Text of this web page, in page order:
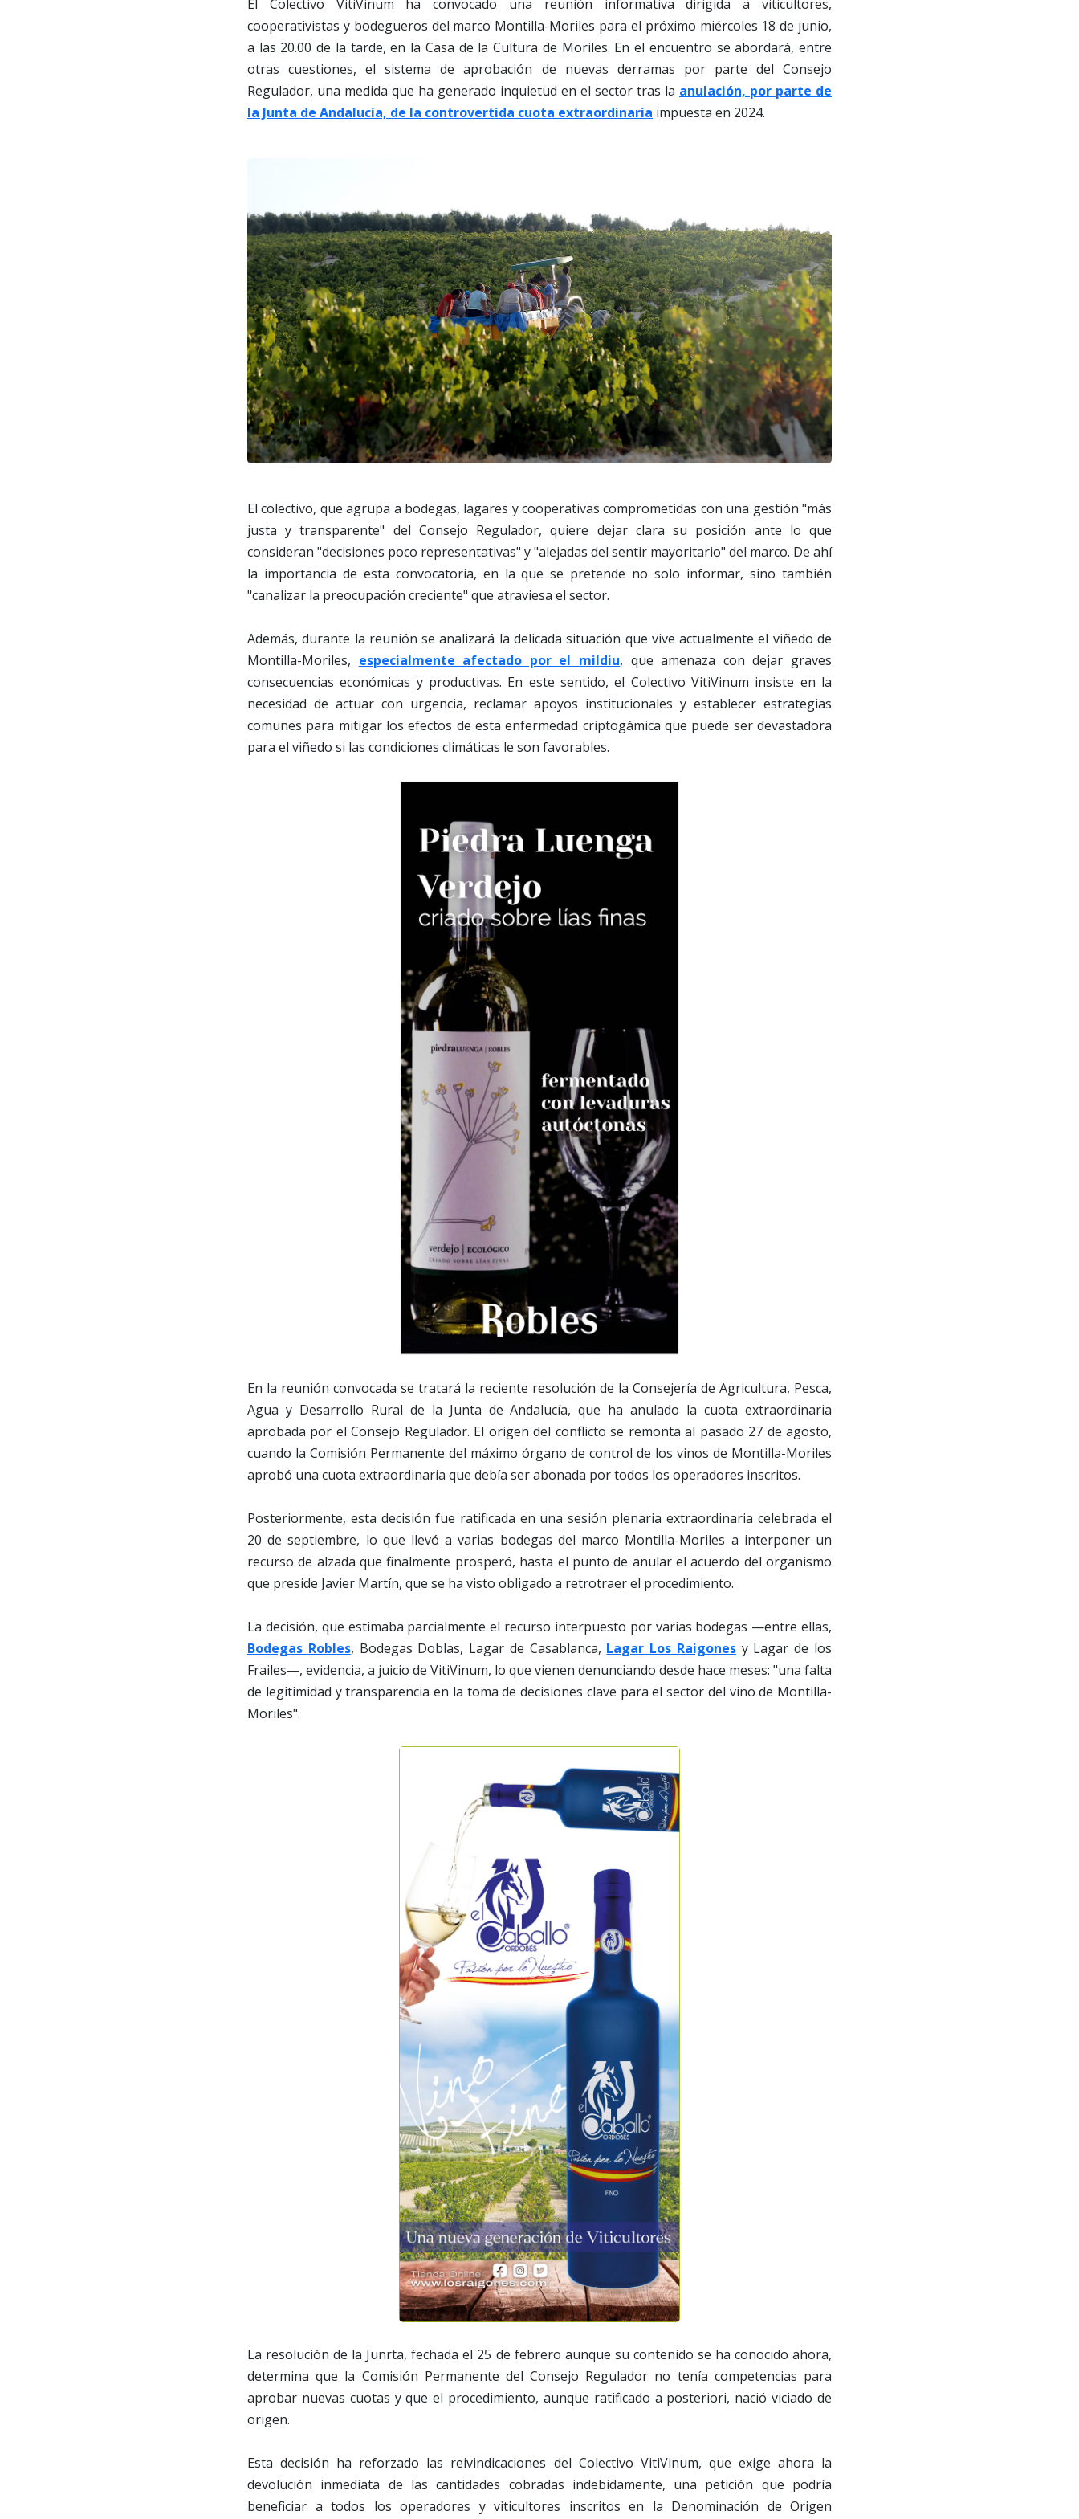
El Colectivo VitiVinum ha convocado una reunión informativa dirigida a viticultores,
cooperativistas y bodegueros del marco Montilla-Moriles para el próximo miércoles 18 de junio,
a las 20.00 de la tarde, en la Casa de la Cultura de Moriles. En el encuentro se abordará, entre
otras cuestiones, el sistema de aprobación de nuevas derramas por parte del Consejo
Regulador, una medida que ha generado inquietud en el sector tras la anulación, por parte de
la Junta de Andalucía, de la controvertida cuota extraordinaria impuesta en 2024.
El colectivo, que agrupa a bodegas, lagares y cooperativas comprometidas con una gestión "más
justa y transparente" del Consejo Regulador, quiere dejar clara su posición ante lo que
consideran "decisiones poco representativas" y "alejadas del sentir mayoritario" del marco. De ahí
la importancia de esta convocatoria, en la que se pretende no solo informar, sino también
"canalizar la preocupación creciente" que atraviesa el sector.
Además, durante la reunión se analizará la delicada situación que vive actualmente el viñedo de
Montilla-Moriles, especialmente afectado por el mildiu, que amenaza con dejar graves
consecuencias económicas y productivas. En este sentido, el Colectivo VitiVinum insiste en la
necesidad de actuar con urgencia, reclamar apoyos institucionales y establecer estrategias
comunes para mitigar los efectos de esta enfermedad criptogámica que puede ser devastadora
para el viñedo si las condiciones climáticas le son favorables.
En la reunión convocada se tratará la reciente resolución de la Consejería de Agricultura, Pesca,
Agua y Desarrollo Rural de la Junta de Andalucía, que ha anulado la cuota extraordinaria
aprobada por el Consejo Regulador. El origen del conflicto se remonta al pasado 27 de agosto,
cuando la Comisión Permanente del máximo órgano de control de los vinos de Montilla-Moriles
aprobó una cuota extraordinaria que debía ser abonada por todos los operadores inscritos.
Posteriormente, esta decisión fue ratificada en una sesión plenaria extraordinaria celebrada el
20 de septiembre, lo que llevó a varias bodegas del marco Montilla-Moriles a interponer un
recurso de alzada que finalmente prosperó, hasta el punto de anular el acuerdo del organismo
que preside Javier Martín, que se ha visto obligado a retrotraer el procedimiento.
La decisión, que estimaba parcialmente el recurso interpuesto por varias bodegas —entre ellas,
Bodegas Robles, Bodegas Doblas, Lagar de Casablanca, Lagar Los Raigonesy Lagar de los
Frailes—, evidencia, a juicio de VitiVinum, lo que vienen denunciando desde hace meses: "una falta
de legitimidad y transparencia en la toma de decisiones clave para el sector del vino de Montilla-
Moriles".
La resolución de la Junrta, fechada el 25 de febrero aunque su contenido se ha conocido ahora,
determina que la Comisión Permanente del Consejo Regulador no tenía competencias para
aprobar nuevas cuotas y que el procedimiento, aunque ratificado a posteriori, nació viciado de
origen.
Esta decisión ha reforzado las reivindicaciones del Colectivo VitiVinum, que exige ahora la
devolución inmediata de las cantidades cobradas indebidamente, una petición que podría
beneficiar a todos los operadores y viticultores inscritos en la Denominación de Origen